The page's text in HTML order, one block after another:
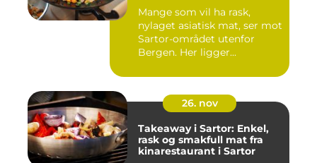
Mange som vil ha rask,
nylaget asiatisk mat, ser mot
Sartor-området utenfor
Bergen. Her ligger...
26. nov
Takeaway i Sartor: Enkel,
rask og smakfull mat fra
kinarestaurant i Sartor